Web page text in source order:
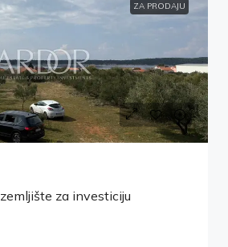
ZA PRODAJU
za investiciju